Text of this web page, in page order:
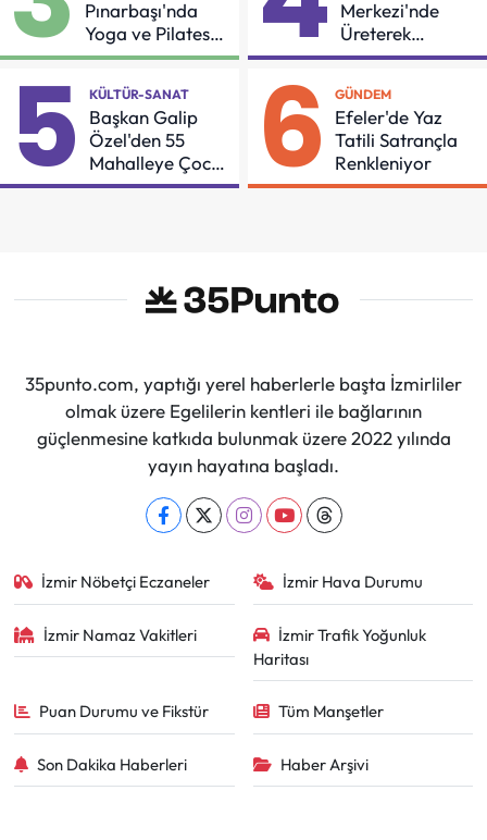
Pınarbaşı'nda
Yoga ve Pilates
Buluşması
Merkezi'nde
Üreterek
Güçleniyorlar
5 KÜLTÜR-SANAT
Başkan Galip
Özel'den 55
Mahalleye Çocuk
Şenliği
6 GÜNDEM
Efeler'de Yaz
Tatili Satrançla
Renkleniyor
35punto.com, yaptığı yerel haberlerle başta İzmirliler
olmak üzere Egelilerin kentleri ile bağlarının
güçlenmesine katkıda bulunmak üzere 2022 yılında
yayın hayatına başladı.
İzmir Nöbetçi Eczaneler İzmir Hava Durumu
İzmir Namaz Vakitleri
İzmir Trafik Yoğunluk
Haritası
Puan Durumu ve Fikstür Tüm Manşetler
Son Dakika Haberleri Haber Arşivi